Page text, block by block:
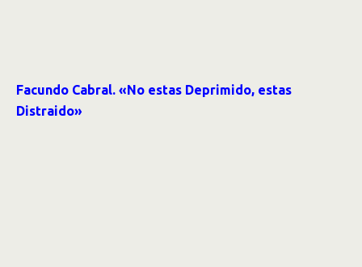
Facundo Cabral. «No estas Deprimido, estas
Distraido»